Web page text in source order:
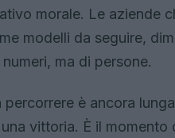
morale. Le aziende
modelli da seguire,
ma di persone.
percorrere è ancora
vittoria. È il